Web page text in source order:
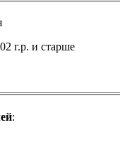
г.р. и старше
: